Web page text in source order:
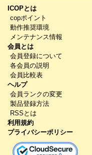
ICOPとは
copポイント
動作推奨環境
メンテナンス情報
会員とは
会員登録について
各会員の説明
会員比較表
ヘルプ
会員ランクの変更
製品登録方法
RSSとは
利用規約
プライバシーポリシー